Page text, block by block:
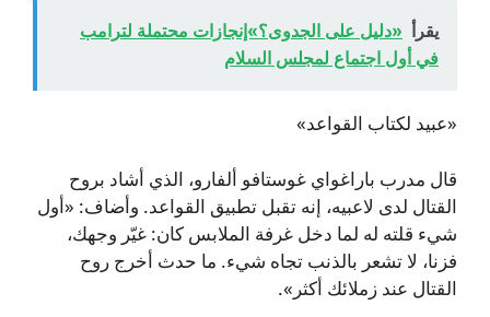
يقرأ «دليل على الجدوى؟»إنجازات محتملة لترامب
في أول اجتماع لمجلس السلام
«عبيد لكتاب القواعد»
قال مدرب باراغواي غوستافو ألفارو، الذي أشاد بروح
القتال لدى لاعبيه، إنه تقبل تطبيق القواعد. وأضاف: «أول
شيء قلته له لما دخل غرفة الملابس كان: غيّر وجهك،
فزنا، لا تشعر بالذنب تجاه شيء. ما حدث أخرج روح
القتال عند زملائك أكثر».